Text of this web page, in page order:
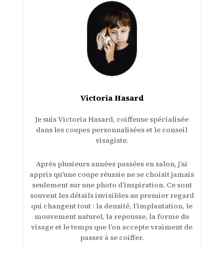
Victoria Hasard
Je suis Victoria Hasard, coiffeuse spécialisée
dans les coupes personnalisées et le conseil
visagiste.
Après plusieurs années passées en salon, j’ai
appris qu’une coupe réussie ne se choisit jamais
seulement sur une photo d’inspiration. Ce sont
souvent les détails invisibles au premier regard
qui changent tout : la densité, l’implantation, le
mouvement naturel, la repousse, la forme du
visage et le temps que l’on accepte vraiment de
passer à se coiffer.